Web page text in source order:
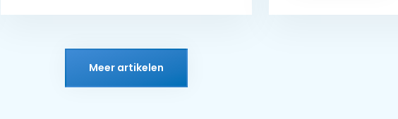
Meer artikelen